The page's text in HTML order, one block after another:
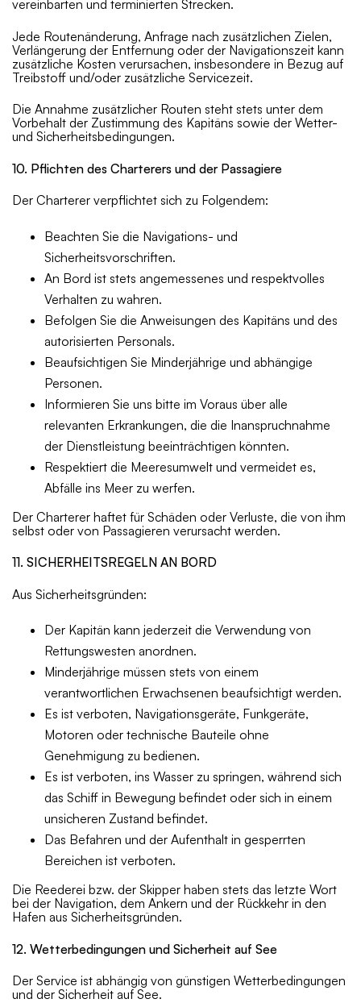
vereinbarten und terminierten Strecken.
Jede Routenänderung, Anfrage nach zusätzlichen Zielen,
Verlängerung der Entfernung oder der Navigationszeit kann
zusätzliche Kosten verursachen, insbesondere in Bezug auf
Treibstoff und/oder zusätzliche Servicezeit.
Die Annahme zusätzlicher Routen steht stets unter dem
Vorbehalt der Zustimmung des Kapitäns sowie der Wetter-
und Sicherheitsbedingungen.
10. Pflichten des Charterers und der Passagiere
Der Charterer verpflichtet sich zu Folgendem:
Beachten Sie die Navigations- und
Sicherheitsvorschriften.
An Bord ist stets angemessenes und respektvolles
Verhalten zu wahren.
Befolgen Sie die Anweisungen des Kapitäns und des
autorisierten Personals.
Beaufsichtigen Sie Minderjährige und abhängige
Personen.
Informieren Sie uns bitte im Voraus über alle
relevanten Erkrankungen, die die Inanspruchnahme
der Dienstleistung beeinträchtigen könnten.
Respektiert die Meeresumwelt und vermeidet es,
Abfälle ins Meer zu werfen.
Der Charterer haftet für Schäden oder Verluste, die von ihm
selbst oder von Passagieren verursacht werden.
11. SICHERHEITSREGELN AN BORD
Aus Sicherheitsgründen:
Der Kapitän kann jederzeit die Verwendung von
Rettungswesten anordnen.
Minderjährige müssen stets von einem
verantwortlichen Erwachsenen beaufsichtigt werden.
Es ist verboten, Navigationsgeräte, Funkgeräte,
Motoren oder technische Bauteile ohne
Genehmigung zu bedienen.
Es ist verboten, ins Wasser zu springen, während sich
das Schiff in Bewegung befindet oder sich in einem
unsicheren Zustand befindet.
Das Befahren und der Aufenthalt in gesperrten
Bereichen ist verboten.
Die Reederei bzw. der Skipper haben stets das letzte Wort
bei der Navigation, dem Ankern und der Rückkehr in den
Hafen aus Sicherheitsgründen.
12. Wetterbedingungen und Sicherheit auf See
Der Service ist abhängig von günstigen Wetterbedingungen
und der Sicherheit auf See.